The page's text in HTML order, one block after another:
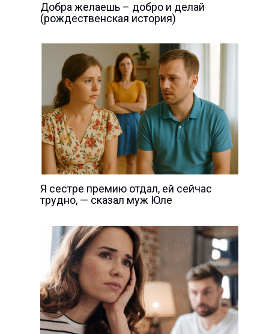
Добра желаешь – добро и делай
(рождественская история)
Я сестре премию отдал, ей сейчас
трудно, — сказал муж Юле